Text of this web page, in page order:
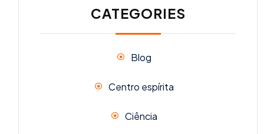
CATEGORIES
Blog
Centro espírita
Ciência